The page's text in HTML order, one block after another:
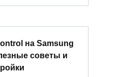
на Samsung
советы и